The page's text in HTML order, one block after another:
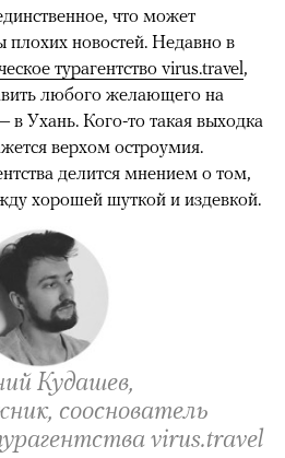
что может
плохих новостей. Недавно в
турагентство virus.travel,
любого желающего на
Ухань. Кого-то такая выходка
верхом остроумия.
делится мнением о том,
хорошей шуткой и издевкой.
Кудашев,
сооснователь
virus.travel